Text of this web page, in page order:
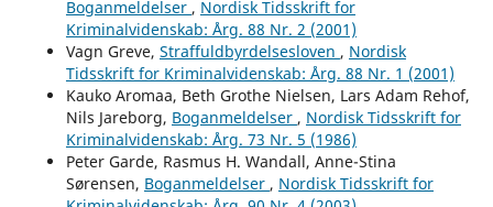
Boganmeldelser , Nordisk Tidsskrift for
Kriminalvidenskab: Årg. 88 Nr. 2 (2001)
Vagn Greve, Straffuldbyrdelsesloven , Nordisk
Tidsskrift for Kriminalvidenskab: Årg. 88 Nr. 1 (2001)
Kauko Aromaa, Beth Grothe Nielsen, Lars Adam Rehof,
Nils Jareborg, Boganmeldelser , Nordisk Tidsskrift for
Kriminalvidenskab: Årg. 73 Nr. 5 (1986)
Peter Garde, Rasmus H. Wandall, Anne-Stina
Sørensen, Boganmeldelser , Nordisk Tidsskrift for